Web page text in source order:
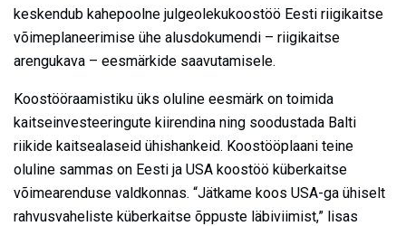
keskendub kahepoolne julgeolekukoostöö Eesti riigikaitse
võimeplaneerimise ühe alusdokumendi – riigikaitse
arengukava – eesmärkide saavutamisele.
Koostööraamistiku üks oluline eesmärk on toimida
kaitseinvesteeringute kiirendina ning soodustada Balti
riikide kaitsealaseid ühishankeid. Koostööplaani teine
oluline sammas on Eesti ja USA koostöö küberkaitse
võimearenduse valdkonnas. “Jätkame koos USA-ga ühiselt
rahvusvaheliste küberkaitse õppuste läbiviimist,” lisas